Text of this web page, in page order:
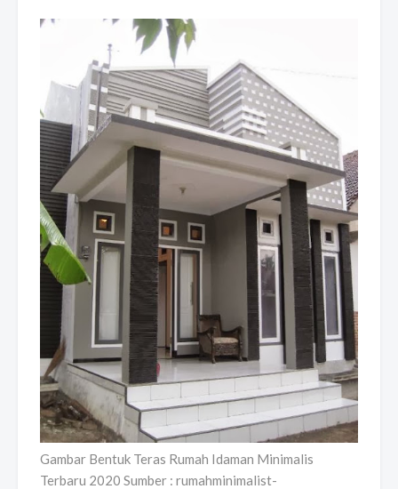
Gambar Bentuk Teras Rumah Idaman Minimalis
Terbaru 2020 Sumber : rumahminimalist-